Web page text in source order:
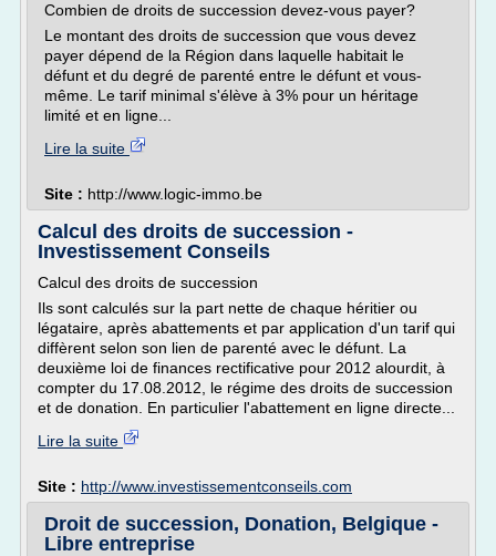
Combien de droits de succession devez-vous payer?
Le montant des droits de succession que vous devez
payer dépend de la Région dans laquelle habitait le
défunt et du degré de parenté entre le défunt et vous-
même. Le tarif minimal s'élève à 3% pour un héritage
limité et en ligne...
Lire la suite
Site : http://www.logic-immo.be
Calcul des droits de succession -
Investissement Conseils
Calcul des droits de succession
Ils sont calculés sur la part nette de chaque héritier ou
légataire, après abattements et par application d'un tarif qui
diffèrent selon son lien de parenté avec le défunt. La
deuxième loi de finances rectificative pour 2012 alourdit, à
compter du 17.08.2012, le régime des droits de succession
et de donation. En particulier l'abattement en ligne directe...
Lire la suite
Site : http://www.investissementconseils.com
Droit de succession, Donation, Belgique -
Libre entreprise